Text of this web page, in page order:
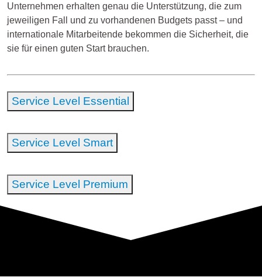
Unternehmen erhalten genau die Unterstützung, die zum
jeweiligen Fall und zu vorhandenen Budgets passt – und
internationale Mitarbeitende bekommen die Sicherheit, die
sie für einen guten Start brauchen.
Service Level Essential
Service Level Smart
Service Level Premium